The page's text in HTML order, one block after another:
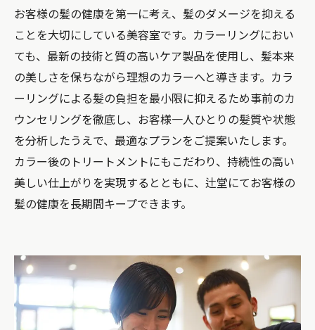
お客様の髪の健康を第一に考え、髪のダメージを抑える
ことを大切にしている美容室です。カラーリングにおい
ても、最新の技術と質の高いケア製品を使用し、髪本来
の美しさを保ちながら理想のカラーへと導きます。カラ
ーリングによる髪の負担を最小限に抑えるため事前のカ
ウンセリングを徹底し、お客様一人ひとりの髪質や状態
を分析したうえで、最適なプランをご提案いたします。
カラー後のトリートメントにもこだわり、持続性の高い
美しい仕上がりを実現するとともに、辻堂にてお客様の
髪の健康を長期間キープできます。